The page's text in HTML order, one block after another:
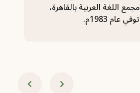
مجمع اللغة العربية بالقاهرة،
توفي عام 1983م.